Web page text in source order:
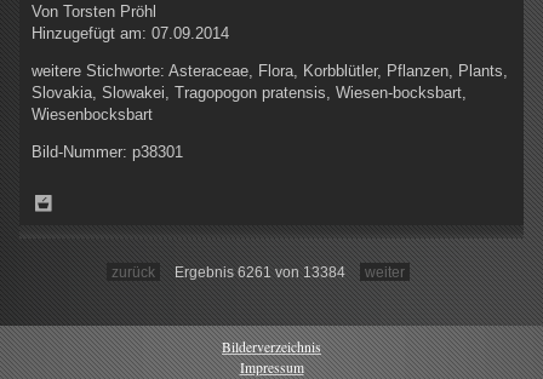
Von Torsten Pröhl
Hinzugefügt am: 07.09.2014
weitere Stichworte: Asteraceae, Flora, Korbblütler, Pflanzen, Plants,
Slovakia, Slowakei, Tragopogon pratensis, Wiesen-bocksbart,
Wiesenbocksbart
Bild-Nummer: p38301
zurück Ergebnis 6261 von 13384 weiter
Bilderverzeichnis
Impressum